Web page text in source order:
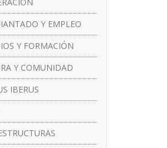
Y EMPLEO
Y FORMACIÓN
Y COMUNIDAD
IBERUS